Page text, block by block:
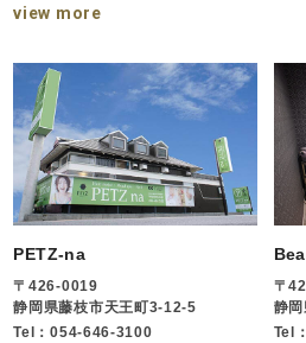
view more
PETZ-na
〒426-0019
静岡県藤枝市天王町3-12-5
Tel：054-646-3100
〒
静
Tel